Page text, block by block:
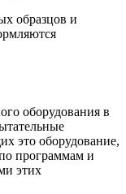
образцов и
оборудования в
это оборудование,
программам и
этих